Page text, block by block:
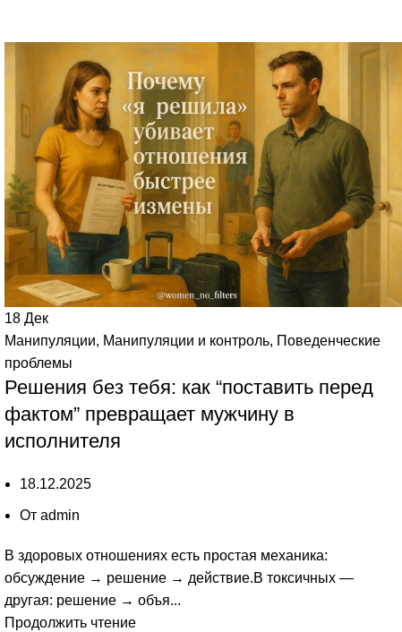
18 Дек
Манипуляции, Манипуляции и контроль, Поведенческие
проблемы
Решения без тебя: как “поставить перед
фактом” превращает мужчину в
исполнителя
18.12.2025
От admin
В здоровых отношениях есть простая механика:
обсуждение → решение → действие.В токсичных —
другая: решение → объя...
Продолжить чтение